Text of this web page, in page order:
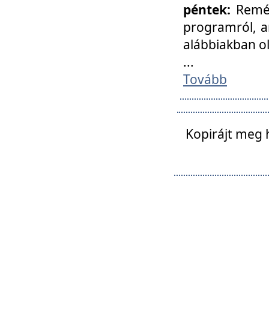
péntek:
programról,
alábbiakban
...
Tovább
Kopirájt meg